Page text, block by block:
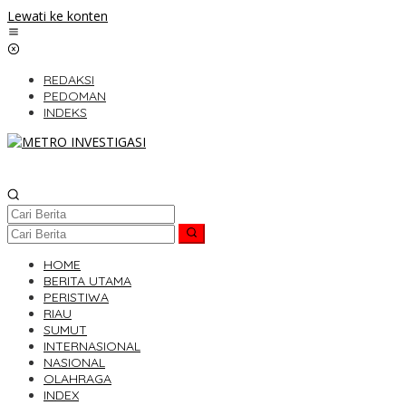
Lewati ke konten
REDAKSI
PEDOMAN
INDEKS
HOME
BERITA UTAMA
PERISTIWA
RIAU
SUMUT
INTERNASIONAL
NASIONAL
OLAHRAGA
INDEX